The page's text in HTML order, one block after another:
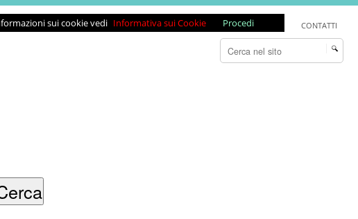
CONTATTI
Cerca nel sito
sui cookie vedi Informativa sui Cookie Procedi